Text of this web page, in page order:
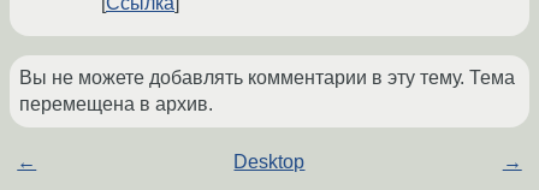
Вы не можете добавлять комментарии в эту тему. Тема
перемещена в архив.
← Desktop →